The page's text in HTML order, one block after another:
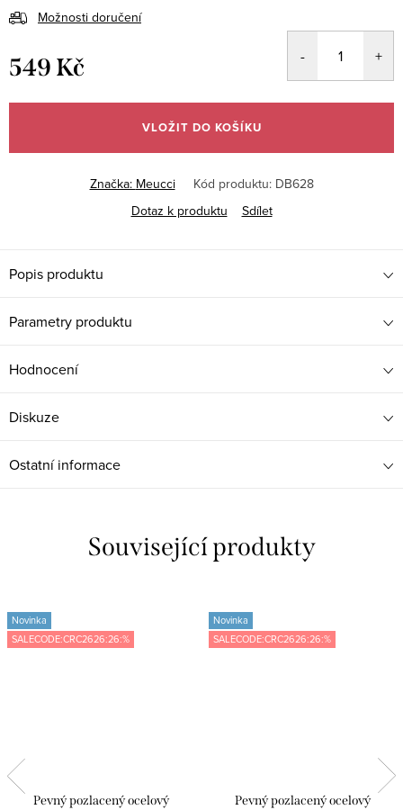
Možnosti doručení
549 Kč
cena:
VLOŽIT DO KOŠÍKU
Značka: Meucci Kód produktu: DB628
Dotaz k produktu
Sdílet
Popis produktu
Parametry produktu
Hodnocení
Diskuze
Ostatní informace
Související produkty
Novinka
SALECODE:CRC2626:26:%
Pevný pozlacený ocelový
Novinka
SALECODE:CRC2626:26:%
Pevný pozlacený ocelový